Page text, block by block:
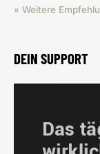
» Weitere
DEIN SUPPORT